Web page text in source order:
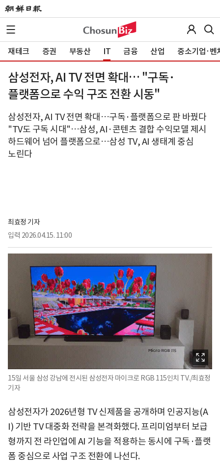
재테크 증권 부동산 IT 금융 산업 중소기업·벤
삼성전자, AI TV 전면 확대… "구독·
플랫폼으로 수익 구조 전환 시동"
삼성전자, AI TV 전면 확대…구독·플랫폼으로 판 바꿨다
"TV도 구독 시대"…삼성, AI·콘텐츠 결합 수익모델 제시
하드웨어 넘어 플랫폼으로…삼성 TV, AI 생태계 중심
노린다
최효정 기자
입력 2026.04.15. 11:00
15일 서울 삼성 강남에 전시된 삼성전자 마이크로 RGB 115인치 TV./최효정
기자
삼성전자가 2026년형 TV 신제품을 공개하며 인공지능(A
I) 기반 TV 대중화 전략을 본격화했다. 프리미엄부터 보급
형까지 전 라인업에 AI 기능을 적용하는 동시에 구독·플랫
폼 중심으로 사업 구조 전환에 나선다.